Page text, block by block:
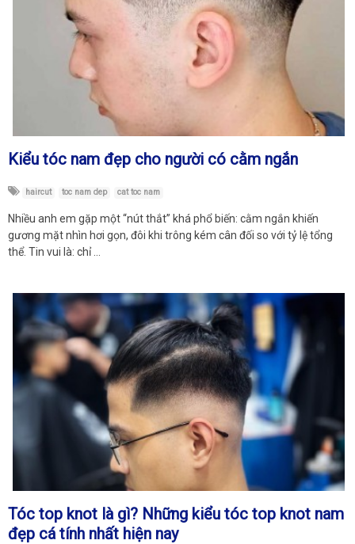
Kiểu tóc nam đẹp cho người có cằm ngắn
haircut toc nam dep cat toc nam
Nhiều anh em gặp một “nút thắt” khá phổ biến: cằm ngắn khiến
gương mặt nhìn hơi gọn, đôi khi trông kém cân đối so với tỷ lệ tổng
thể. Tin vui là: chỉ …
Tóc top knot là gì? Những kiểu tóc top knot nam
đẹp cá tính nhất hiện nay